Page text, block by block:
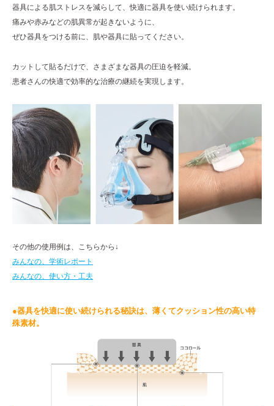
器具による肌ストレスを減らして、快適に器具を使い続けられます。
痛みや赤みなどの肌異常が起きないように、
ぜひ器具をつける前に、肌や器具に貼ってください。
カットして貼るだけで、さまざまな器具の圧迫を軽減。
患者さんの快適で効率的な治療の継続を実現します。
その他の使用例は、こちらから↓
みんなの、学術レポート
みんなの、使い方・工夫
●器具を快適に使い続けられる秘訣は、薄くてクッション性の高い特
殊素材。